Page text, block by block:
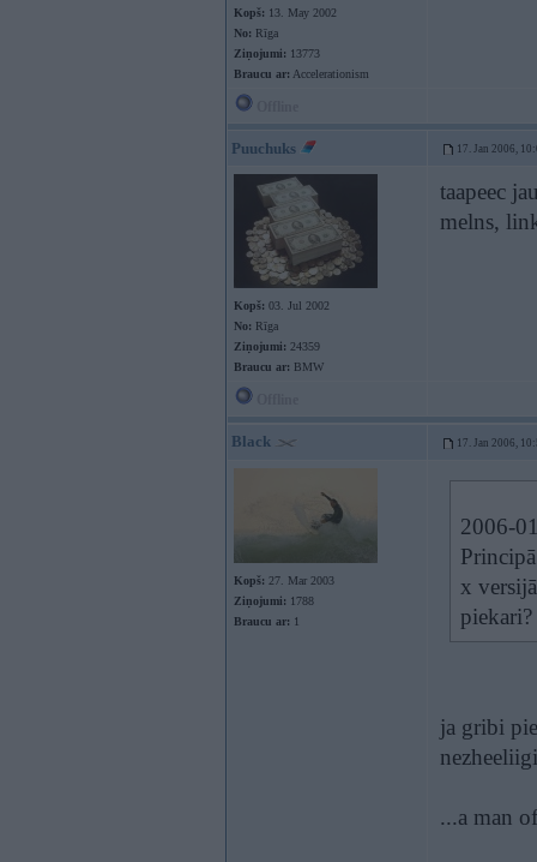
Kopš: 13. May 2002
No: Rīga
Ziņojumi: 13773
Braucu ar: Accelerationism
Puuchuks 17. Jan 2006,
Kopš: 03. Jul 2002
No: Rīga
Ziņojumi: 24359
Braucu ar: BMW
taapeec
melns,
Black 17. Jan 2006,
Kopš: 27. Mar 2003
Ziņojumi: 1788
Braucu ar: 1
2006-
x
piekari?
ja gribi
...a man